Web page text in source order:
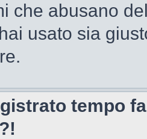
che abusano
usato sia
tempo